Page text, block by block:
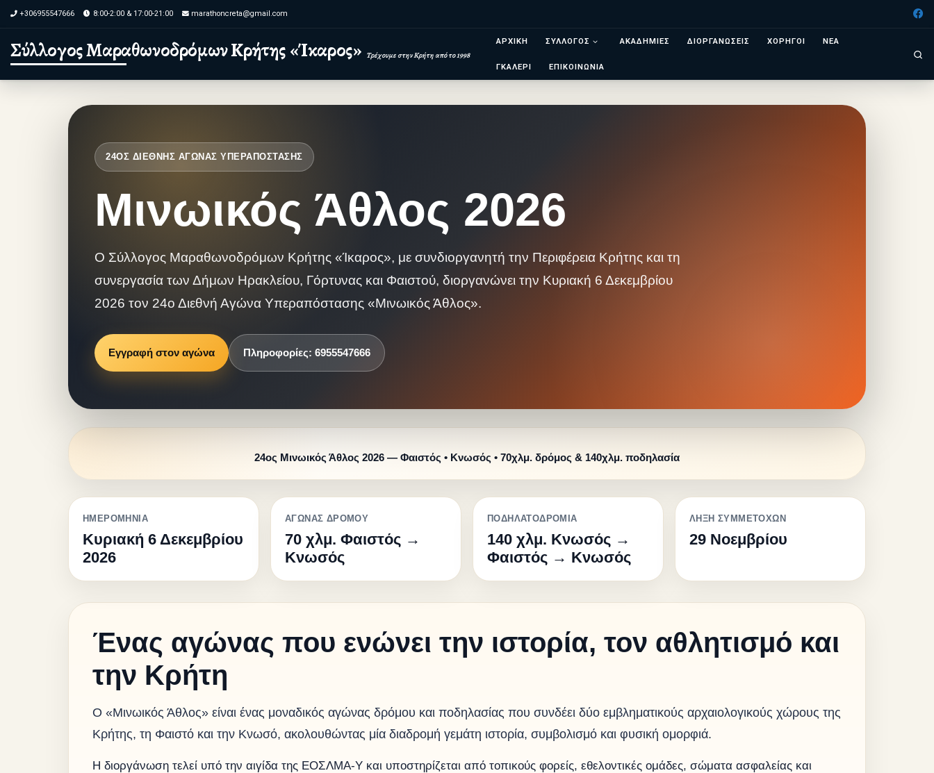
Skip to content
+306955547666 8:00-2:00 & 17:00-21:00 marathoncreta@gmail.com
Σύλλογος Μαραθωνοδρόμων Κρήτης «Ίκαρος» Τρέχουμε στην Κρήτη από το 1998
ΑΡΧΙΚΗ ΣΥΛΛΟΓΟΣ ΑΚΑΔΗΜΙΕΣ ΔΙΟΡΓΑΝΩΣΕΙΣ ΧΟΡΗΓΟΙ ΝΕΑ
ΓΚΑΛΕΡΙ ΕΠΙΚΟΙΝΩΝΙΑ
24ΟΣ ΔΙΕΘΝΗΣ ΑΓΩΝΑΣ ΥΠΕΡΑΠΟΣΤΑΣΗΣ
Μινωικός Άθλος 2026
Ο Σύλλογος Μαραθωνοδρόμων Κρήτης «Ίκαρος», με συνδιοργανητή την Περιφέρεια Κρήτης και τη
συνεργασία των Δήμων Ηρακλείου, Γόρτυνας και Φαιστού, διοργανώνει την Κυριακή 6 Δεκεμβρίου
2026 τον 24ο Διεθνή Αγώνα Υπεραπόστασης «Μινωικός Άθλος».
Εγγραφή στον αγώνα Πληροφορίες: 6955547666
24ος Μινωικός Άθλος 2026 — Φαιστός • Κνωσός • 70χλμ. δρόμος & 140χλμ. ποδηλασία
ΗΜΕΡΟΜΗΝΙΑ
Κυριακή 6 Δεκεμβρίου
2026
ΑΓΩΝΑΣ ΔΡΟΜΟΥ
70 χλμ. Φαιστός →
Κνωσός
ΠΟΔΗΛΑΤΟΔΡΟΜΙΑ
140 χλμ. Κνωσός →
Φαιστός → Κνωσός
ΛΗΞΗ ΣΥΜΜΕΤΟΧΩΝ
29 Νοεμβρίου
Ένας αγώνας που ενώνει την ιστορία, τον αθλητισμό και
την Κρήτη
Ο «Μινωικός Άθλος» είναι ένας μοναδικός αγώνας δρόμου και ποδηλασίας που συνδέει δύο εμβληματικούς αρχαιολογικούς χώρους της
Κρήτης, τη Φαιστό και την Κνωσό, ακολουθώντας μία διαδρομή γεμάτη ιστορία, συμβολισμό και φυσική ομορφιά.
Η διοργάνωση τελεί υπό την αιγίδα της ΕΟΣΛΜΑ-Υ και υποστηρίζεται από τοπικούς φορείς, εθελοντικές ομάδες, σώματα ασφαλείας και